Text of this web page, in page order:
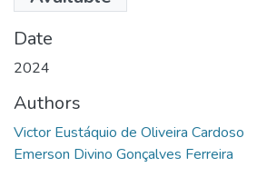
Date
2024
Authors
Victor Eustáquio de Oliveira Cardoso
Emerson Divino Gonçalves Ferreira